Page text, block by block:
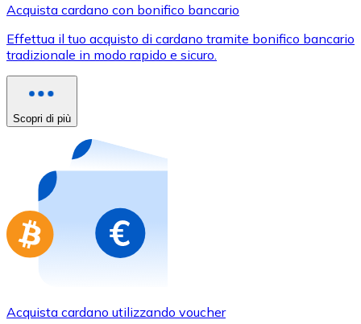
Usa le carte Visa e Mastercard per acquistare
Acquista con carta
Acquista gift card dei tuoi marchi preferiti con
Vai al negozio di carte regalo
Acquista cardano con bonifico bancario
Effettua il tuo acquisto di cardano tramite bonifico bancario
tradizionale in modo rapido e sicuro.
Scopri di più
Acquista cardano utilizzando voucher